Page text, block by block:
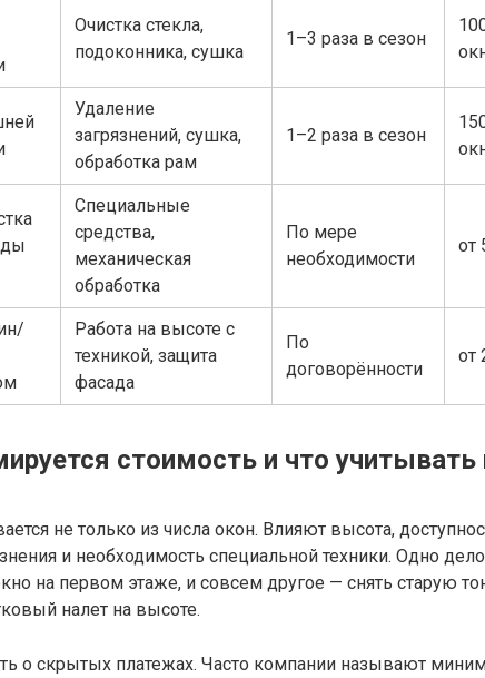
Очистка стекла,
подоконника, сушка
1–3 раза в сезон
Удаление
загрязнений, сушка,
обработка рам
1–2 раза в сезон
Специальные
средства,
механическая
обработка
По мере
необходимости
от
Работа на высоте с
техникой, защита
фасада
По
договорённости
от
стоимость и что учитывать
не только из числа окон. Влияют высота,
и необходимость специальной техники. Одно
на первом этаже, и совсем другое — снять старую
налет на высоте.
о скрытых платежах. Часто компании называют